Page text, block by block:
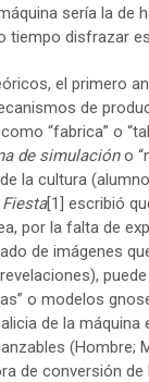
sería la de
tiempo disfrazar
el primero
de
“fabrica” o
de simulacióno
la cultura
[1] escribió
por la falta de
de imágenes
o modelos
de la máquina
(Hombre;
de conversión